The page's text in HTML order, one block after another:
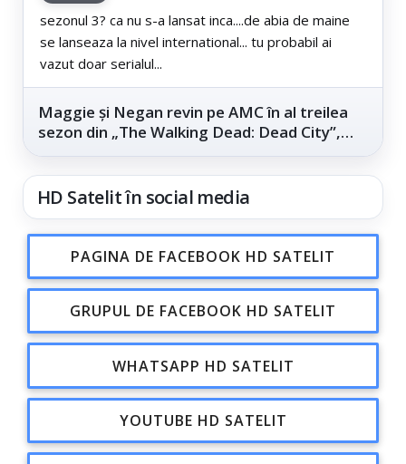
sezonul 3? ca nu s-a lansat inca....de abia de maine
se lanseaza la nivel international... tu probabil ai
vazut doar serialul...
Maggie și Negan revin pe AMC în al treilea
sezon din „The Walking Dead: Dead City”,
HD Satelit în social media
PAGINA DE FACEBOOK HD SATELIT
GRUPUL DE FACEBOOK HD SATELIT
WHATSAPP HD SATELIT
YOUTUBE HD SATELIT